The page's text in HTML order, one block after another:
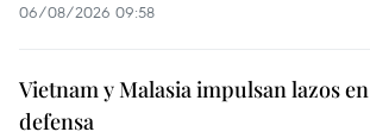
06/08/2026 09:58
Vietnam y Malasia impulsan lazos en
defensa